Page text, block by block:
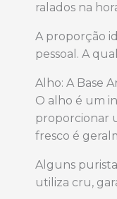
ralados na
A proporção
pessoal. A
Alho: A Base
O alho é um
proporcionar
fresco é
Alguns
utiliza cru,